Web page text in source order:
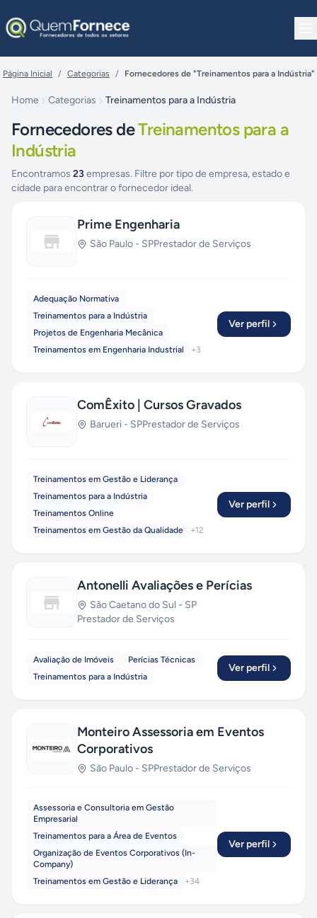
Página Inicial / Categorias / Fornecedores de "Treinamentos para a Indústria"
Home Categorias Treinamentos para a Indústria
Fornecedores deTreinamentos para a
Indústria
Encontramos 23 empresas. Filtre por tipo de empresa, estado e
cidade para encontrar o fornecedor ideal.
Prime Engenharia
São Paulo - SPPrestador de Serviços
Adequação Normativa
Treinamentos para a Indústria
Projetos de Engenharia Mecânica
Treinamentos em Engenharia Industrial
+3
Ver perfil
ComÊxito | Cursos Gravados
Barueri - SPPrestador de Serviços
Treinamentos em Gestão e Liderança
Treinamentos para a Indústria
Treinamentos Online
Treinamentos em Gestão da Qualidade
+12
Ver perfil
Antonelli Avaliações e Perícias
São Caetano do Sul - SP
Prestador de Serviços
Avaliação de Imóveis
Perícias Técnicas
Treinamentos para a Indústria
Ver perfil
Monteiro Assessoria em Eventos
Corporativos
São Paulo - SPPrestador de Serviços
Assessoria e Consultoria em Gestão
Empresarial
Treinamentos para a Área de Eventos
Organização de Eventos Corporativos (In-
Company)
Treinamentos em Gestão e Liderança
+34
Ver perfil